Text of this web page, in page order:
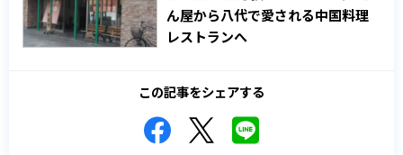
ん屋から八代で愛される中国料理
レストランへ
この記事をシェアする